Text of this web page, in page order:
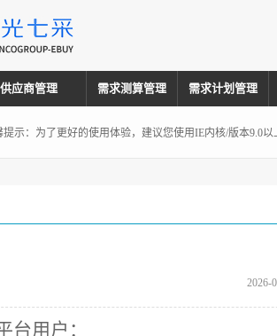
供应商管理 需求测算管理 需求计划管理
提示：为了更好的使用体验，建议您使用IE内核/版本9.0
功能上线】重磅！阳光七采·企业信用融资服务正式上线
提示：为了更好的使用体验，建议您使用IE内核/版本9.0
2026-
台用户：